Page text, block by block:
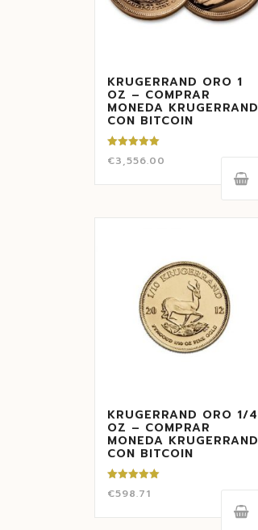
KRUGERRAND ORO 1
OZ – COMPRAR
MONEDA KRUGERRAND
CON BITCOIN
con
€3,556.00
KRUGERRAND ORO 1/4
OZ – COMPRAR
MONEDA KRUGERRAND
CON BITCOIN
con
€598.71